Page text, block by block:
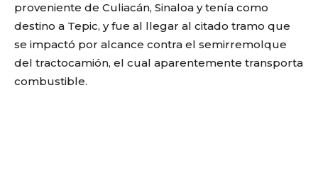
proveniente de Culiacán, Sinaloa y tenía como
destino a Tepic, y fue al llegar al citado tramo que
se impactó por alcance contra el semirremolque
del tractocamión, el cual aparentemente transporta
combustible.